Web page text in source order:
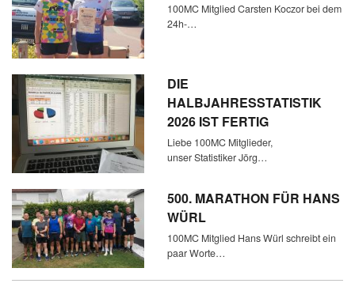
100MC Mitglied Carsten Koczor bei dem
24h-…
DIE
HALBJAHRESSTATISTIK
2026 IST FERTIG
Liebe 100MC Mitglieder,
unser Statistiker Jörg…
500. MARATHON FÜR HANS
WÜRL
100MC Mitglied Hans Würl schreibt ein
paar Worte…